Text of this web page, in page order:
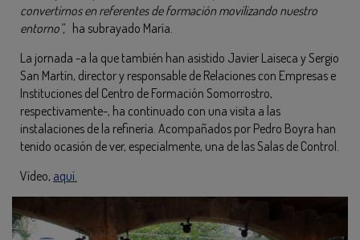
convertirnos en referentes de formación movilizando nuestro
entorno”, ha subrayado María.
La jornada -a la que también han asistido Javier Laiseca y Sergio
San Martín, director y responsable de Relaciones con Empresas e
Instituciones del Centro de Formación Somorrostro,
respectivamente-, ha continuado con una visita a las
instalaciones de la refinería. Acompañados por Pedro Boyra han
tenido ocasión de ver, especialmente, una de las Salas de Control.
Vídeo, aquí.